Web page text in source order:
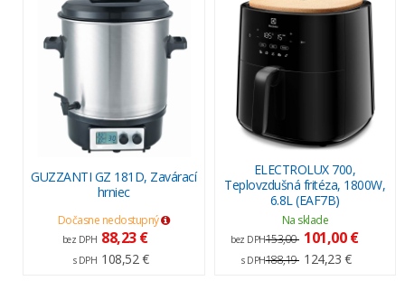
GUZZANTI GZ 181D, Zavárací
hrniec
Dočasne nedostupný
bez DPH 88,23 €
s DPH 108,52 €
ELECTROLUX 700,
Teplovzdušná fritéza, 1800W,
6.8L (EAF7B)
Na sklade
bez DPH153,00 101,00 €
s DPH188,19 124,23 €